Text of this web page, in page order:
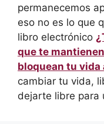
permanecemos
eso no es lo que
libro electrónico
que te
bloquean tu vida
cambiar tu vida,
dejarte libre para